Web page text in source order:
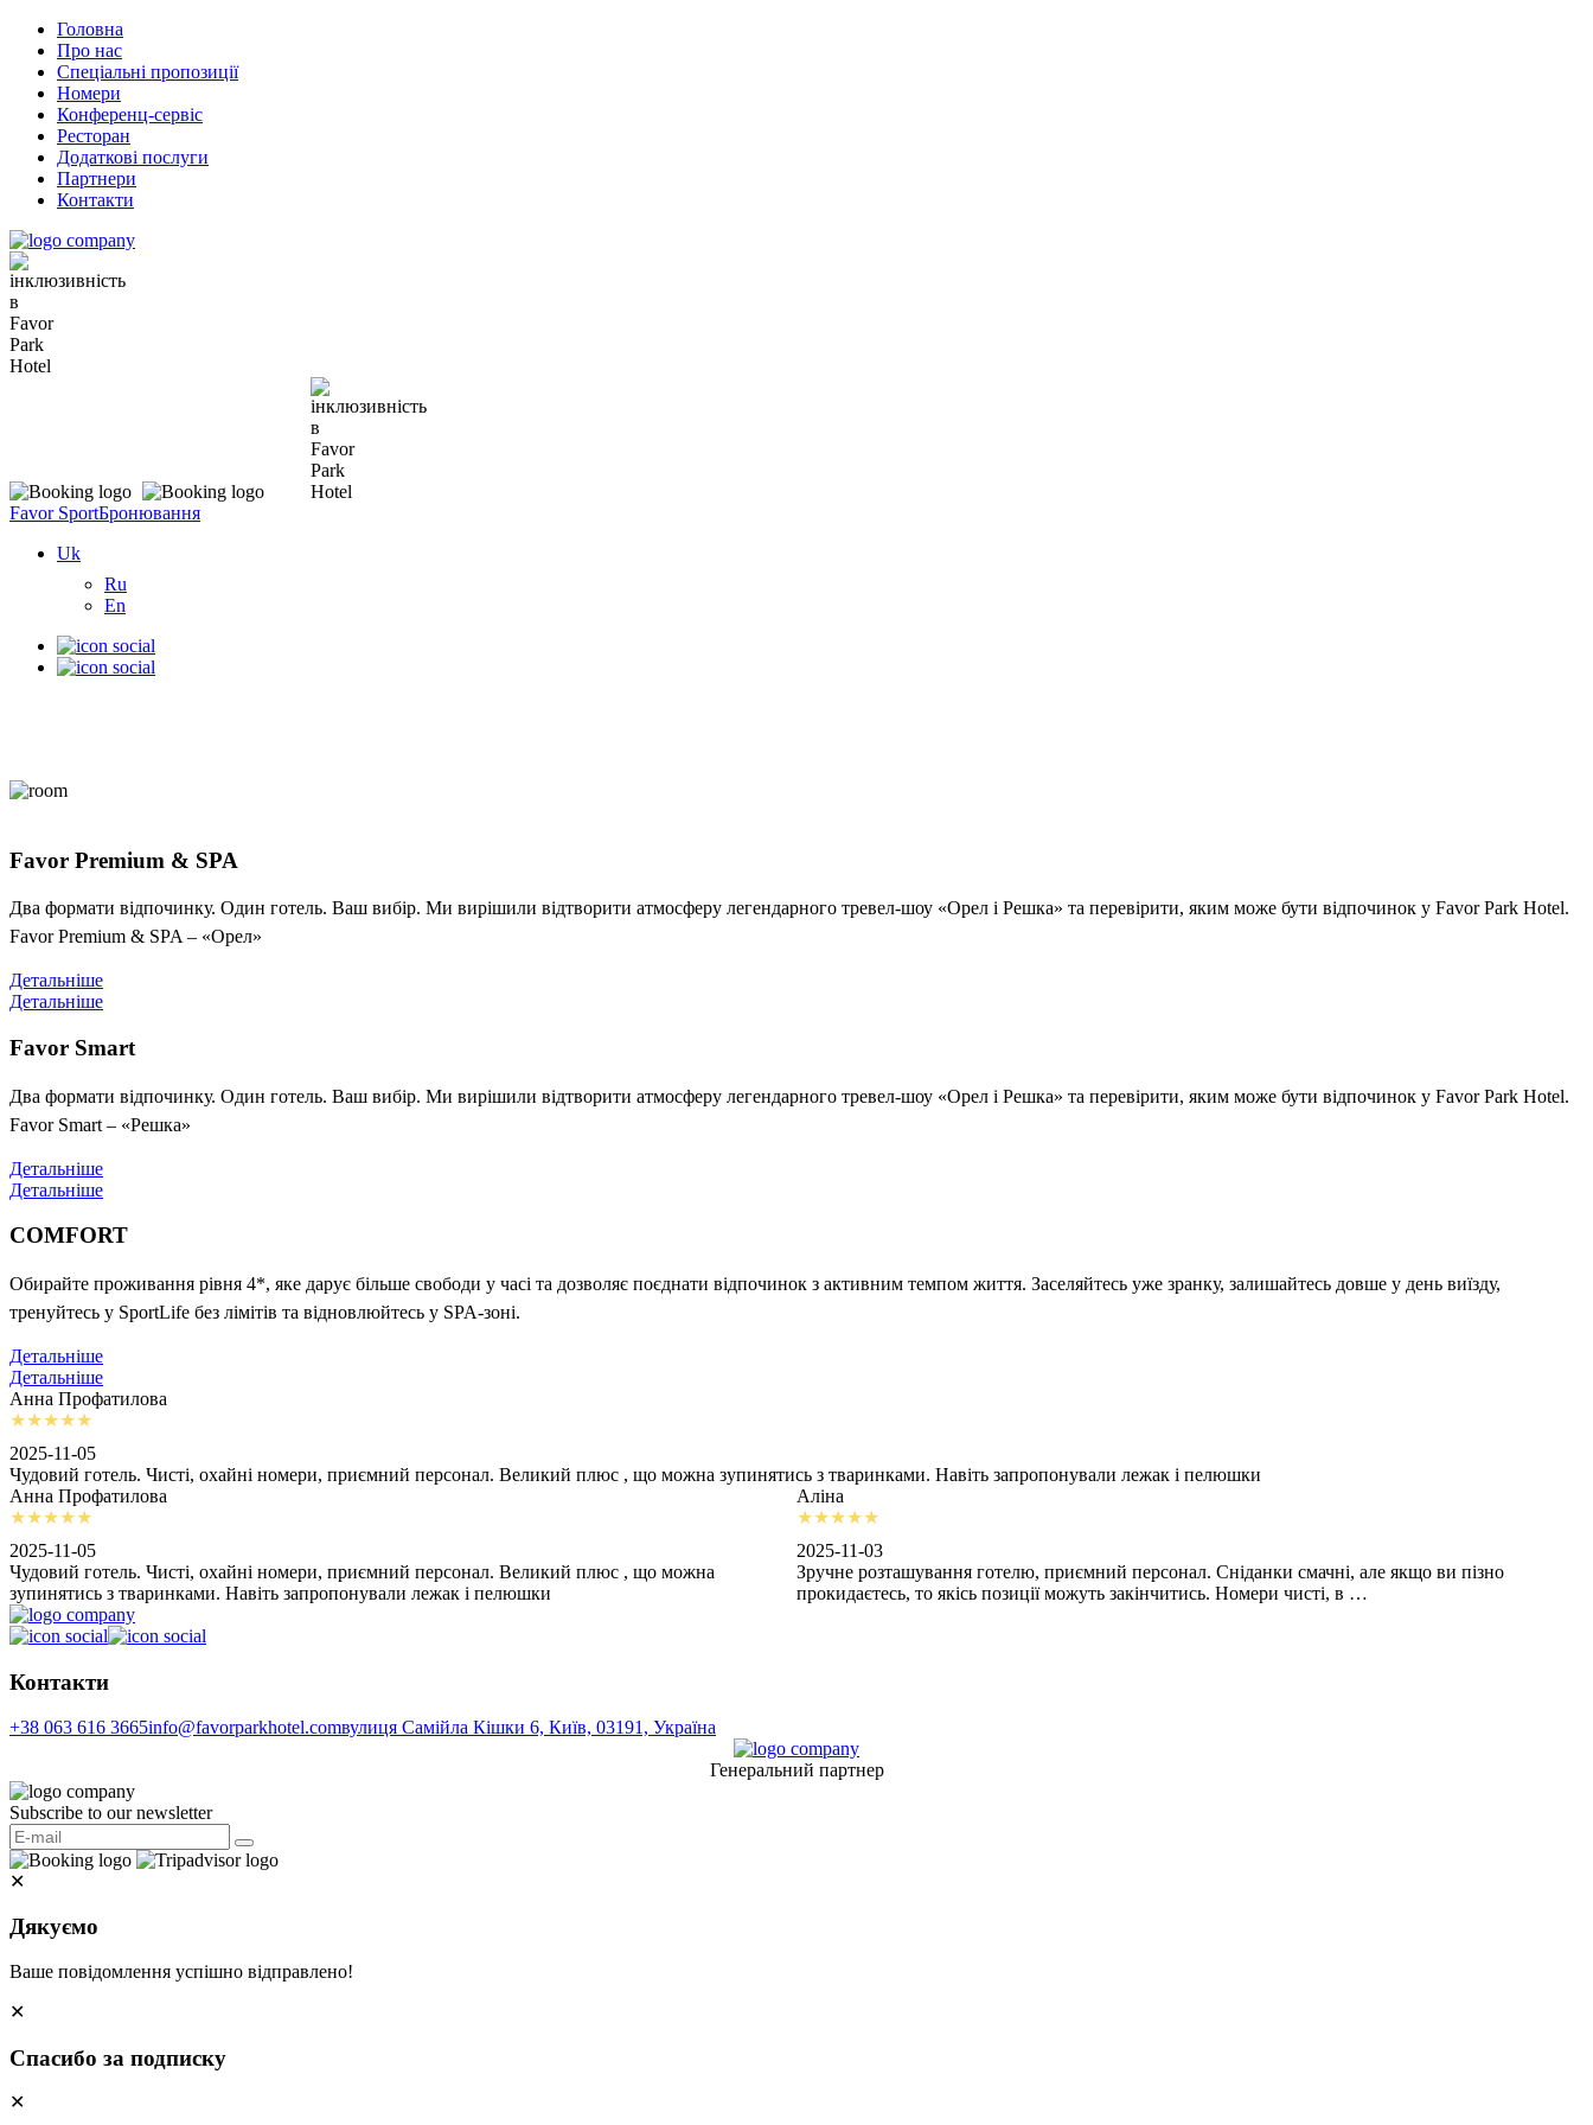
Головна
Про нас
Спеціальні пропозиції
Номери
Конференц-сервіс
Ресторан
Додаткові послуги
Партнери
Контакти
Favor SportБронювання
Uk
Ru
En
Favor Premium & SPA
Два формати відпочинку. Один готель. Ваш вибір. Ми вирішили відтворити атмосферу легендарного тревел-шоу «Орел і Решка» та перевірити, яким може бути відпочинок у Favor Park Hotel.
Favor Premium & SPA – «Орел»
Детальніше
Детальніше
Favor Smart
Два формати відпочинку. Один готель. Ваш вибір. Ми вирішили відтворити атмосферу легендарного тревел-шоу «Орел і Решка» та перевірити, яким може бути відпочинок у Favor Park Hotel.
Favor Smart – «Решка»
Детальніше
Детальніше
COMFORT
Обирайте проживання рівня 4*, яке дарує більше свободи у часі та дозволяє поєднати відпочинок з активним темпом життя. Заселяйтесь уже зранку, залишайтесь довше у день виїзду,
тренуйтесь у SportLife без лімітів та відновлюйтесь у SPA-зоні.
Детальніше
Детальніше
Анна Профатилова
2025-11-05
Чудовий готель. Чисті, охайні номери, приємний персонал. Великий плюс , що можна зупинятись з тваринками. Навіть запропонували лежак і пелюшки
Анна Профатилова
2025-11-05
Чудовий готель. Чисті, охайні номери, приємний персонал. Великий плюс , що можна
зупинятись з тваринками. Навіть запропонували лежак і пелюшки
Аліна
2025-11-03
Зручне розташування готелю, приємний персонал. Сніданки смачні, але якщо ви пізно
прокидаєтесь, то якісь позиції можуть закінчитись. Номери чисті, в …
Контакти
+38 063 616 3665info@favorparkhotel.comвулиця Самійла Кішки 6, Київ, 03191, Україна
Генеральний партнер
Subscribe to our newsletter
✕
Дякуємо
Ваше повідомлення успішно відправлено!
✕
Спасибо за подписку
✕